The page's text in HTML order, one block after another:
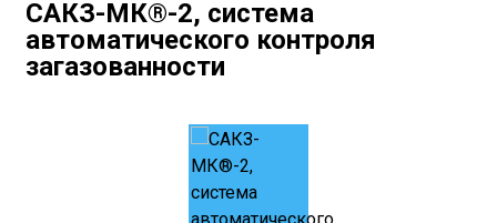
САКЗ-МК®-2, система
автоматического контроля
загазованности